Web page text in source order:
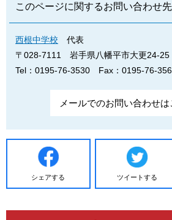
このページに関するお問い合わせ先
西根中学校
代表
〒028-7111
岩手県八幡平市大更24-25
Tel：0195-76-3530
Fax：0195-76-
メールでのお問い合わせは
シェアする ツイートする